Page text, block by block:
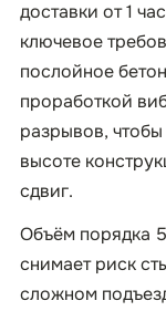
доставки от 1
ключевое
послойное
проработкой
разрывов,
высоте
сдвиг.
Объём порядка
снимает риск
сложном